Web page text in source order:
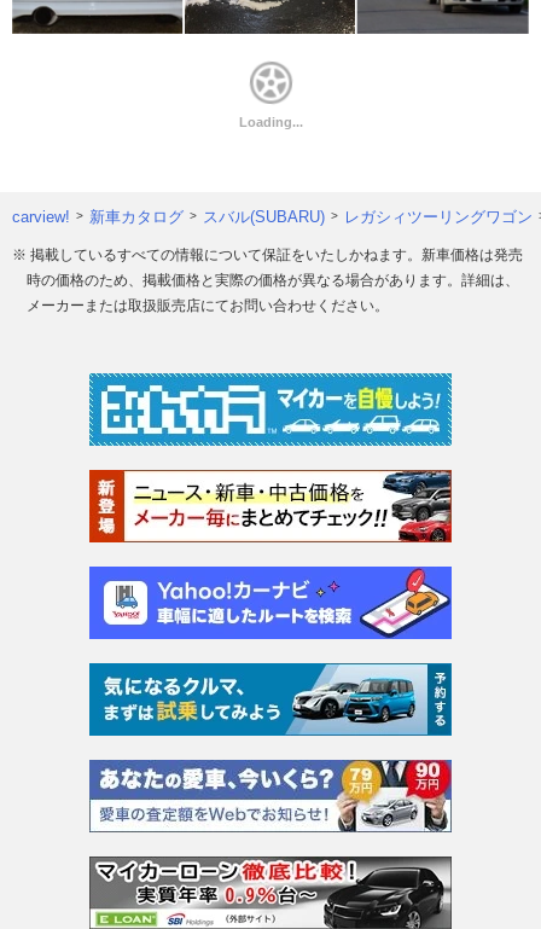
carview! 新車カタログ スバル(SUBARU) レガシィツーリングワゴン
※ 掲載しているすべての情報について保証をいたしかねます。新車価格は発売
時の価格のため、掲載価格と実際の価格が異なる場合があります。詳細は、
メーカーまたは取扱販売店にてお問い合わせください。